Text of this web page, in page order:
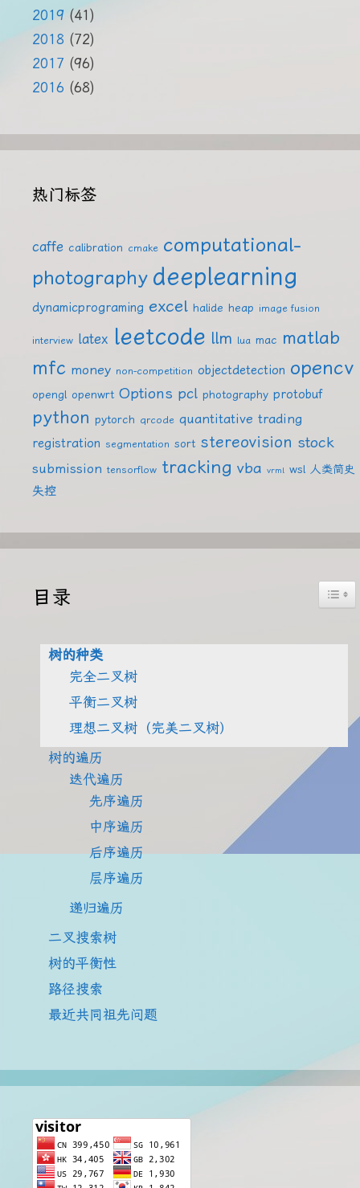
2019 (41)
2018 (72)
2017 (96)
2016 (68)
热门标签
caffe calibration cmake computational-
photography deeplearning
dynamicprograming excel halide heap image fusion
interview latex leetcode llm lua mac matlab
mfc money non-competition objectdetection opencv
opengl openwrt Options pcl photography protobuf
python pytorch qrcode quantitative trading
registration segmentation sort stereovision stock
submission tensorflow tracking vba vrml wsl 人类简史
失控
目录
树的种类
完全二叉树
平衡二叉树
理想二叉树（完美二叉树）
树的遍历
迭代遍历
先序遍历
中序遍历
后序遍历
层序遍历
递归遍历
二叉搜索树
树的平衡性
路径搜索
最近共同祖先问题